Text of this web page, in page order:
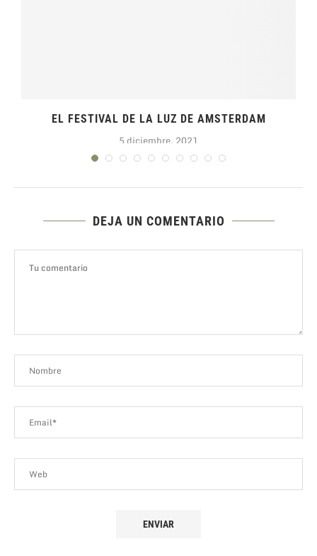
EL FESTIVAL DE LA LUZ DE AMSTERDAM
5 diciembre, 2021
DEJA UN COMENTARIO